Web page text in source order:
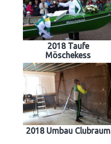
2018 Taufe
Möschekess
2018 Umbau Clubraum